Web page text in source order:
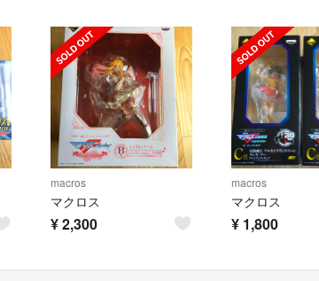
macros
マクロス
¥2,300
macros
マクロス
¥ 1,800